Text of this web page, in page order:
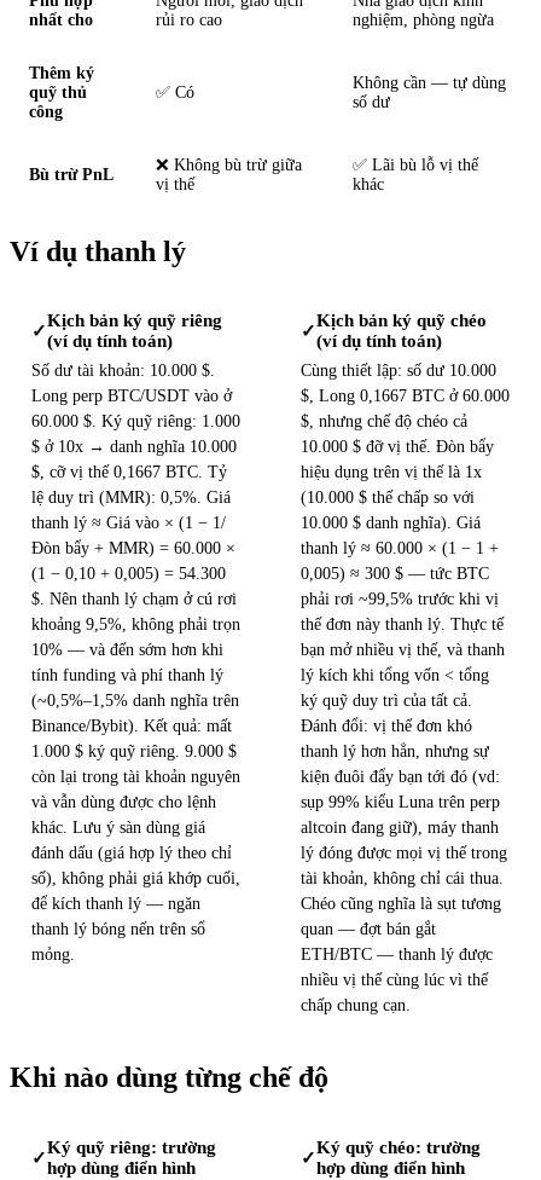
nhất cho
rủi ro cao
nghiệm, phòng ngừa
Thêm ký
quỹ thủ
công
✅ Có
Không cần — tự dùng
số dư
Bù trừ PnL
❌ Không bù trừ giữa
vị thế
✅ Lãi bù lỗ vị thế
khác
Ví dụ thanh lý
✓
Kịch bản ký quỹ riêng
(ví dụ tính toán)
Số dư tài khoản: 10.000 $.
Long perp BTC/USDT vào ở
60.000 $. Ký quỹ riêng: 1.000
$ ở 10x → danh nghĩa 10.000
$, cỡ vị thế 0,1667 BTC. Tỷ
lệ duy trì (MMR): 0,5%. Giá
thanh lý ≈ Giá vào × (1 − 1/
Đòn bẩy + MMR) = 60.000 ×
(1 − 0,10 + 0,005) = 54.300
$. Nên thanh lý chạm ở cú rơi
khoảng 9,5%, không phải trọn
10% — và đến sớm hơn khi
tính funding và phí thanh lý
(~0,5%–1,5% danh nghĩa trên
Binance/Bybit). Kết quả: mất
1.000 $ ký quỹ riêng. 9.000 $
còn lại trong tài khoản nguyên
và vẫn dùng được cho lệnh
khác. Lưu ý sàn dùng giá
đánh dấu (giá hợp lý theo chỉ
số), không phải giá khớp cuối,
để kích thanh lý — ngăn
thanh lý bóng nến trên sổ
mỏng.
✓
Kịch bản ký quỹ chéo
(ví dụ tính toán)
Cùng thiết lập: số dư 10.000
$, Long 0,1667 BTC ở 60.000
$, nhưng chế độ chéo cả
10.000 $ đỡ vị thế. Đòn bẩy
hiệu dụng trên vị thế là 1x
(10.000 $ thế chấp so với
10.000 $ danh nghĩa). Giá
thanh lý ≈ 60.000 × (1 − 1 +
0,005) ≈ 300 $ — tức BTC
phải rơi ~99,5% trước khi vị
thế đơn này thanh lý. Thực tế
bạn mở nhiều vị thế, và thanh
lý kích khi tổng vốn < tổng
ký quỹ duy trì của tất cả.
Đánh đổi: vị thế đơn khó
thanh lý hơn hẳn, nhưng sự
kiện đuôi đẩy bạn tới đó (vd:
sụp 99% kiểu Luna trên perp
altcoin đang giữ), máy thanh
lý đóng được mọi vị thế trong
tài khoản, không chỉ cái thua.
Chéo cũng nghĩa là sụt tương
quan — đợt bán gắt
ETH/BTC — thanh lý được
nhiều vị thế cùng lúc vì thế
chấp chung cạn.
Khi nào dùng từng chế độ
✓
Ký quỹ riêng: trường
hợp dùng điển hình
✓
Ký quỹ chéo: trường
hợp dùng điển hình